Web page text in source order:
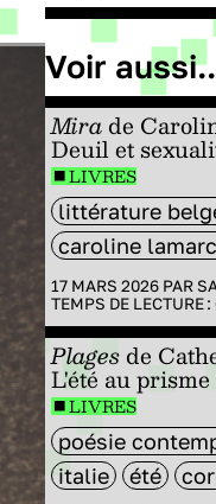
Voir
Mirade
Deuil et
LIVRES
littérature
caroline
17 MARS 2026 PAR
TEMPS DE LECTURE :
Plagesde
L'été au
LIVRES
poésie
italie
été